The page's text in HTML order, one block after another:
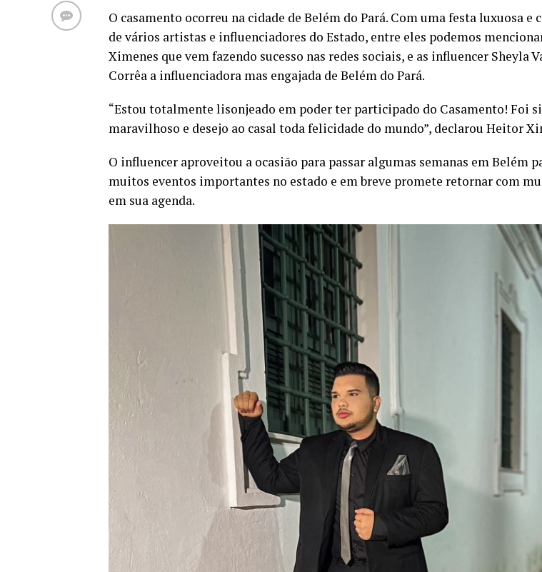
O casamento ocorreu na cidade de Belém do Pará. Com uma festa luxuosa e
de vários artistas e influenciadores do Estado, entre eles podemos
Ximenes que vem fazendo sucesso nas redes sociais, e as influencer Sheyla
Corrêa a influenciadora mas engajada de Belém do Pará.
“Estou totalmente lisonjeado em poder ter participado do Casamento! Foi
maravilhoso e desejo ao casal toda felicidade do mundo”, declarou Heitor
O influencer aproveitou a ocasião para passar algumas semanas em Belém
muitos eventos importantes no estado e em breve promete retornar com
em sua agenda.